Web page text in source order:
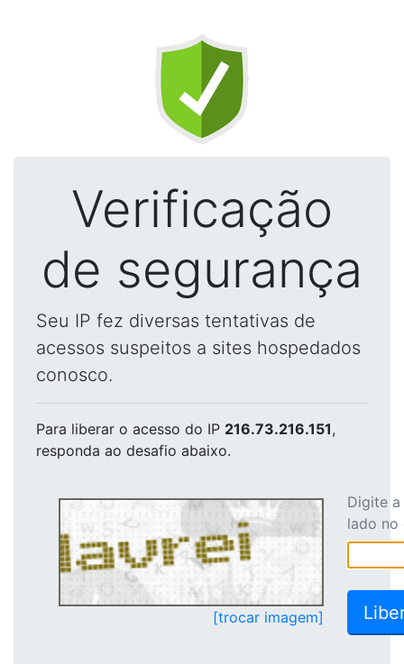
Verificação
de segurança
Seu IP fez diversas tentativas de
acessos suspeitos a sites hospedados
conosco.
Para liberar o acesso do IP 216.73.216.151,
responda ao desafio abaixo.
[trocar imagem]
Digite
lado no